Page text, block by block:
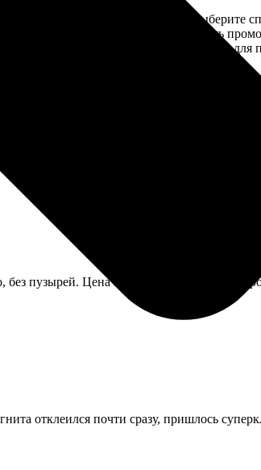
на email с
заказ
для
Введите адрес и выберите
заказа. Если у вас есть
его в специальное поле для
пузырей. Цена адекватная, в салонах
отклеился почти сразу, пришлось